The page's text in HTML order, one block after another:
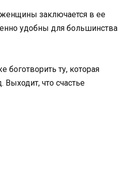
женщины заключается в ее
удобны для большинства
боготворить ту, которая
что счастье